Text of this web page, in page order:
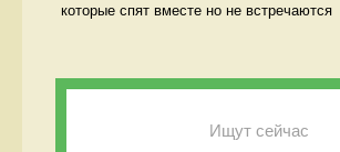
которые спят вместе но не встречаются
Ищут сейчас